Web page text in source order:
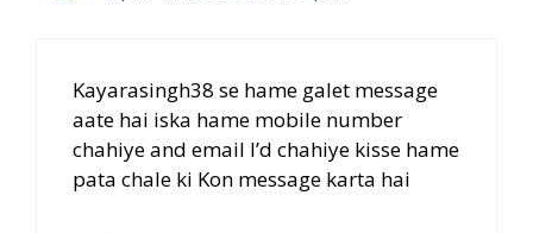
Kayarasingh38 se hame galet message
aate hai iska hame mobile number
chahiye and email I’d chahiye kisse hame
pata chale ki Kon message karta hai